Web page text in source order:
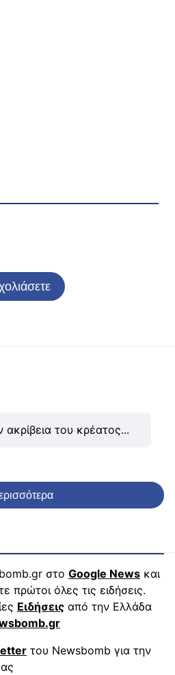
ακρίβεια του κρέατος...
στο Google News και
πρώτοι όλες τις ειδήσεις.
Ειδήσεις από την Ελλάδα
του Newsbomb για την